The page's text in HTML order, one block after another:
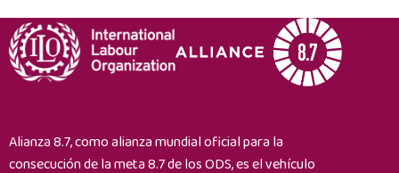
Alianza 8.7, como alianza mundial oficial para la
consecución de la meta 8.7 de los ODS, es el vehículo